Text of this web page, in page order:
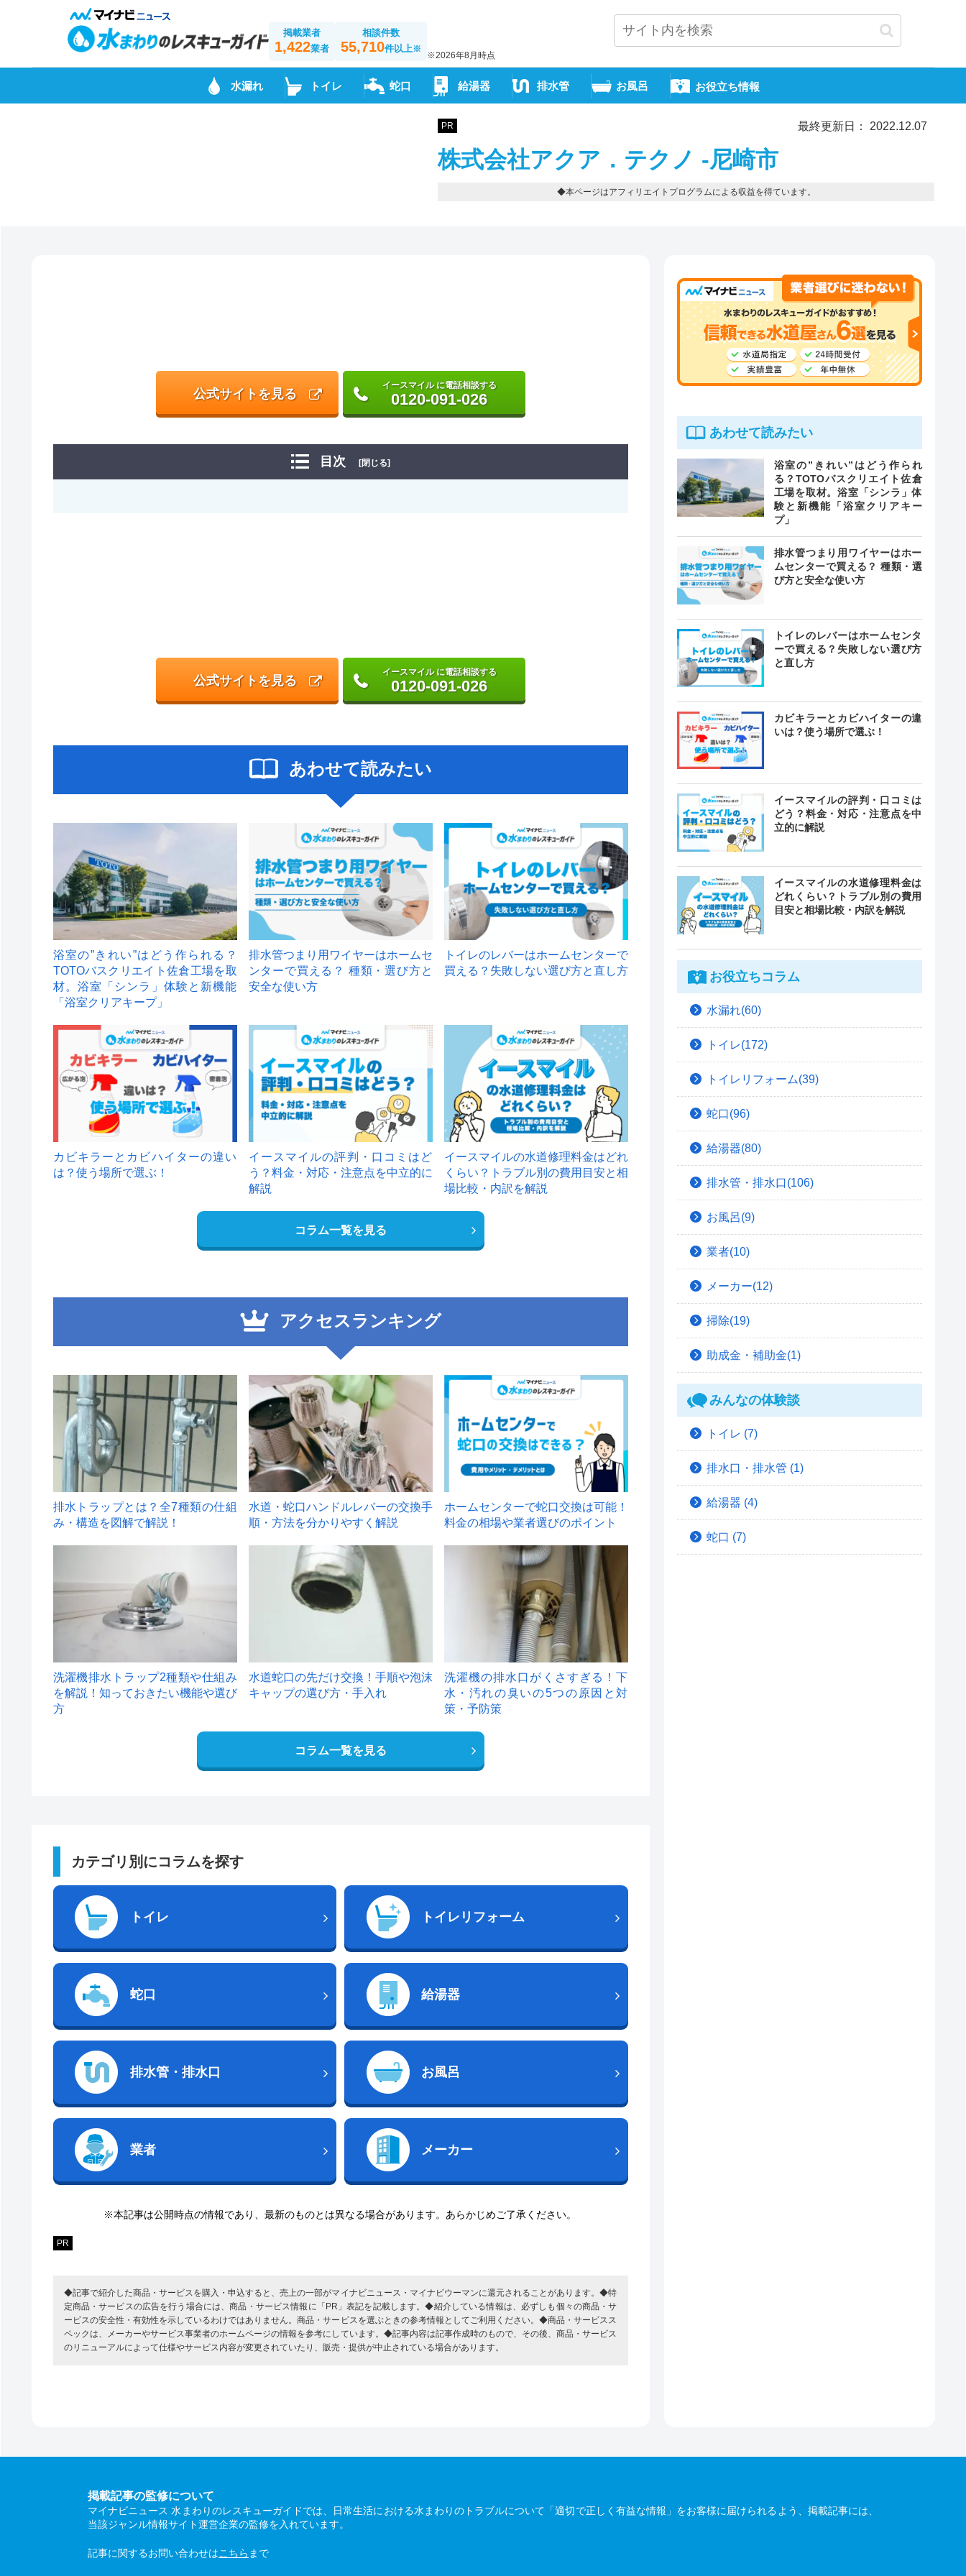
掲載業者
1,422業者
相談件数
55,710件以上※
※2026年8月時点
水漏れ トイレ 蛇口 給湯器 排水管 お風呂 お役立ち情報
PR 最終更新日： 2022.12.07
株式会社アクア．テクノ -尼崎市
◆本ページはアフィリエイトプログラムによる収益を得ています。
公式サイトを見る
イースマイル に電話相談する
0120-091-026
目次 [閉じる]
公式サイトを見る
イースマイル に電話相談する
0120-091-026
あわせて読みたい
浴室の”きれい”はどう作られる？
TOTOバスクリエイト佐倉工場を取
材。浴室「シンラ」体験と新機能
「浴室クリアキープ」
排水管つまり用ワイヤーはホームセ
ンターで買える？ 種類・選び方と
安全な使い方
トイレのレバーはホームセンターで
買える？失敗しない選び方と直し方
カビキラーとカビハイターの違い
は？使う場所で選ぶ！
イースマイルの評判・口コミはど
う？料金・対応・注意点を中立的に
解説
イースマイルの水道修理料金はどれ
くらい？トラブル別の費用目安と相
場比較・内訳を解説
コラム一覧を見る
アクセスランキング
1
排水トラップとは？全7種類の仕組
み・構造を図解で解説！
2
水道・蛇口ハンドルレバーの交換手
順・方法を分かりやすく解説
ホームセンターで蛇口交換は可能！
料金の相場や業者選びのポイント
洗濯機排水トラップ2種類や仕組み
を解説！知っておきたい機能や選び
方
水道蛇口の先だけ交換！手順や泡沫
キャップの選び方・手入れ
洗濯機の排水口がくさすぎる！下
水・汚れの臭いの5つの原因と対
策・予防策
コラム一覧を見る
カテゴリ別にコラムを探す
トイレ トイレリフォーム
蛇口 給湯器
排水管・排水口 お風呂
業者 メーカー
※本記事は公開時点の情報であり、最新のものとは異なる場合があります。あらかじめご了承ください。
PR
◆記事で紹介した商品・サービスを購入・申込すると、売上の一部がマイナビニュース・マイナビウーマンに還元されることがあります。◆特
定商品・サービスの広告を行う場合には、商品・サービス情報に「PR」表記を記載します。◆紹介している情報は、必ずしも個々の商品・サ
ービスの安全性・有効性を示しているわけではありません。商品・サービスを選ぶときの参考情報としてご利用ください。◆商品・サービスス
ペックは、メーカーやサービス事業者のホームページの情報を参考にしています。◆記事内容は記事作成時のもので、その後、商品・サービス
のリニューアルによって仕様やサービス内容が変更されていたり、販売・提供が中止されている場合があります。
あわせて読みたい
浴室の”きれい”はどう作られ
る？TOTOバスクリエイト佐倉
工場を取材。浴室「シンラ」体
験と新機能「浴室クリアキー
プ」
排水管つまり用ワイヤーはホー
ムセンターで買える？ 種類・選
び方と安全な使い方
トイレのレバーはホームセンタ
ーで買える？失敗しない選び方
と直し方
カビキラーとカビハイターの違
いは？使う場所で選ぶ！
イースマイルの評判・口コミは
どう？料金・対応・注意点を中
立的に解説
イースマイルの水道修理料金は
どれくらい？トラブル別の費用
目安と相場比較・内訳を解説
お役立ちコラム
水漏れ(60)
トイレ(172)
トイレリフォーム(39)
蛇口(96)
給湯器(80)
排水管・排水口(106)
お風呂(9)
業者(10)
メーカー(12)
掃除(19)
助成金・補助金(1)
みんなの体験談
トイレ (7)
排水口・排水管 (1)
給湯器 (4)
蛇口 (7)
掲載記事の監修について
マイナビニュース 水まわりのレスキューガイドでは、日常生活における水まわりのトラブルについて「適切で正しく有益な情報」をお客様に届けられるよう、掲載記事には、
当該ジャンル情報サイト運営企業の監修を入れています。
記事に関するお問い合わせはこちら まで